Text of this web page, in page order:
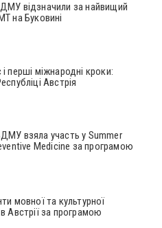
відзначили за найвищий
на Буковині
перші міжнародні кроки:
Австрія
взяла участь у Summer
Medicine за програмою
мовної та культурної
Австрії за програмою